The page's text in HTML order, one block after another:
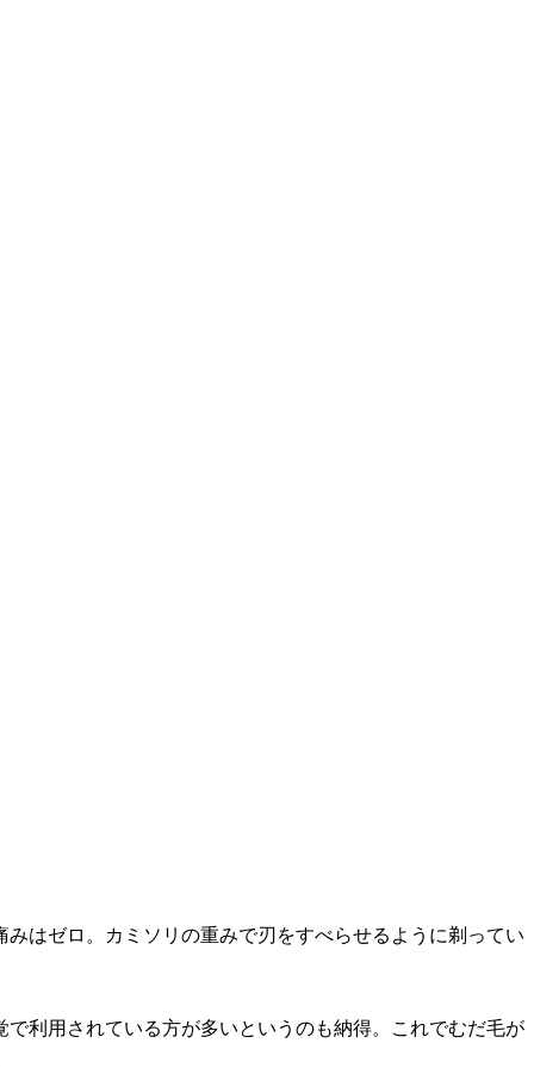
はゼロ。カミソリの重みで刃をすべらせるように剃ってい
利用されている方が多いというのも納得。これでむだ毛が